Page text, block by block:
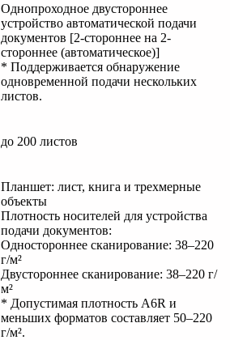
Однопроходное двустороннее
устройство автоматической подачи
документов [2-стороннее на 2-
стороннее (автоматическое)]
* Поддерживается обнаружение
одновременной подачи нескольких
листов.
до 200 листов
Планшет: лист, книга и трехмерные
объекты
Плотность носителей для устройства
подачи документов:
Одностороннее сканирование: 38–220
г/м²
Двустороннее сканирование: 38–220 г/
м²
* Допустимая плотность A6R и
меньших форматов составляет 50–220
г/м².